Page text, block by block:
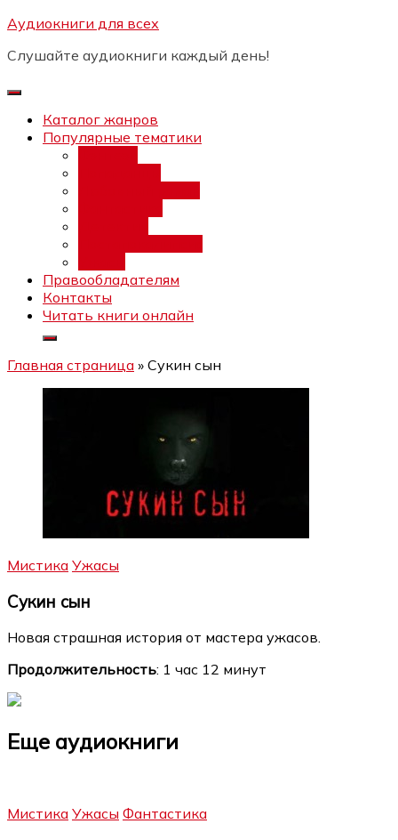
Перейти
содержимому
Аудиокниги для всех
Слушайте аудиокниги каждый день!
Каталог жанров
Популярные тематики
Правообладателям
Контакты
Читать книги онлайн
Главная страница » Сукин сын
Мистика Ужасы
Сукин сын
Новая страшная история от мастера ужасов.
Продолжительность: 1 час 12 минут
Еще аудиокниги
Мистика Ужасы Фантастика
Бесплатный интенсив:
каналов"